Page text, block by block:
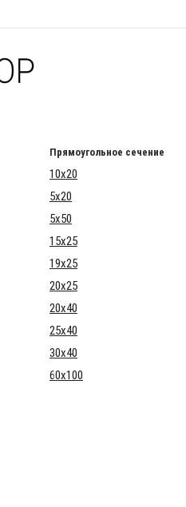
Прямоугольное сечение
10x20
5x20
5x50
15x25
19x25
20x25
20x40
25x40
30x40
60x100